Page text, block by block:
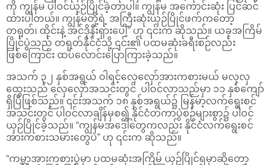
ကို ကျွန်မ ပါဝင်ယှဉ်ပြိုင်ခဲ့တာပါ။ ကျွန်မ အကောင်းဆုံး ပြင်ဆင်
ထားပါတယ်။ ကျွန်မတို့ရဲ့ အကြီးဆုံးယှဉ်ပြိုင်ဖက်ကတော့
တရုတ်၊ ထိုင်းနဲ့ အင်ဒိုနီးရှားပေါ့” ဟု ၎င်းက ဆိုသည်။ ယခုအကြိမ်
ပြိုင်ပွဲသည် တရုတ်နိုင်ငံသို့ ၎င်း၏ ပထမဆုံးခရီးစဉ်လည်း
ဖြစ်ကြောင်း ထပ်လောင်းပြောကြားခဲ့သည်။
အသက် ၃၂ နှစ်အရွယ် ဝါရင့်လှေလှော်အားကစားမယ် မလှလှ
ထွေးသည် လှေလှော်အသင်းတွင် ပါဝင်လာသည်မှာ ၁၁ နှစ်ကျော်
ရှိပြီဖြစ်သည်။ ၎င်းအသက် ၁၈ နှစ်အရွယ်၌ မြန်မာ့လက်ရွေးစင်
အသင်းတွင် ပါဝင်လာချိန်မှစ၍ နိုင်ငံတကာပွဲစဉ်များစွာ၌ ပါဝင်
ယှဉ်ပြိုင်ခဲ့သည်။ “ကျွန်မအ‌ဒေါ်တွေကလည်း နိုင်ငံလက်ရွေးစင်
အားကစားသမားတွေပဲ” ဟု ၎င်းက ဆိုသည်။
“ကမ္ဘာ့အားကစားပွဲမှာ ပထမဆုံးအကြိမ် ယှဉ်ပြိုင်ရမှာဆိုတော့